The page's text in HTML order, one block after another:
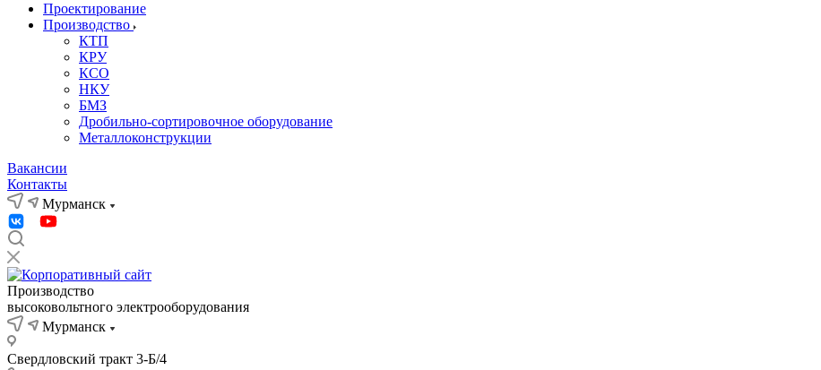
Проектирование
Производство
КТП
КРУ
КСО
НКУ
БМЗ
Дробильно-сортировочное оборудование
Металлоконструкции
Вакансии
Контакты
Мурманск
Производство
высоковольтного электрооборудования
Мурманск
Свердловский тракт 3-Б/4